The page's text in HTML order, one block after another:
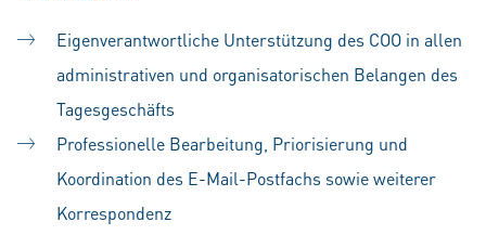
Eigenverantwortliche Unterstützung des COO in allen
administrativen und organisatorischen Belangen des
Tagesgeschäfts
Professionelle Bearbeitung, Priorisierung und
Koordination des E-Mail-Postfachs sowie weiterer
Korrespondenz